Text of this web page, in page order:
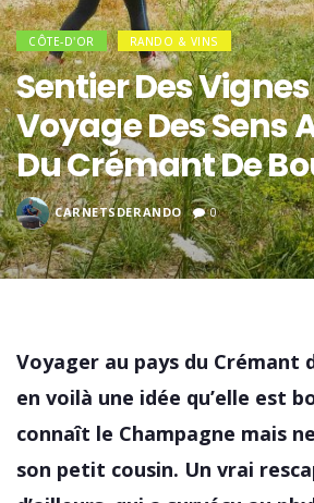
CÔTE-D'OR RANDO & VINS
Sentier Des Vignes
Voyage Des Sens
Du Crémant De
CARNETSDERANDO 0
Voyager au pays du Crémant
en voilà une idée qu’elle est
connaît le Champagne mais
son petit cousin. Un vrai